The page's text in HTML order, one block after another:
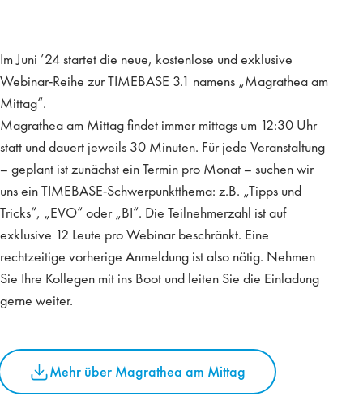
Im Juni ’24 startet die neue, kostenlose und exklusive
Webinar-Reihe zur TIMEBASE 3.1 namens „Magrathea am
Mittag“.
Magrathea am Mittag findet immer mittags um 12:30 Uhr
statt und dauert jeweils 30 Minuten. Für jede Veranstaltung
– geplant ist zunächst ein Termin pro Monat – suchen wir
uns ein TIMEBASE-Schwerpunktthema: z.B. „Tipps und
Tricks“, „EVO“ oder „BI“. Die Teilnehmerzahl ist auf
exklusive 12 Leute pro Webinar beschränkt. Eine
rechtzeitige vorherige Anmeldung ist also nötig. Nehmen
Sie Ihre Kollegen mit ins Boot und leiten Sie die Einladung
gerne weiter.
Mehr über Magrathea am Mittag